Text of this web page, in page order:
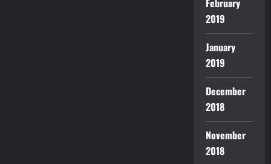
February
2019
January
2019
December
2018
November
2018